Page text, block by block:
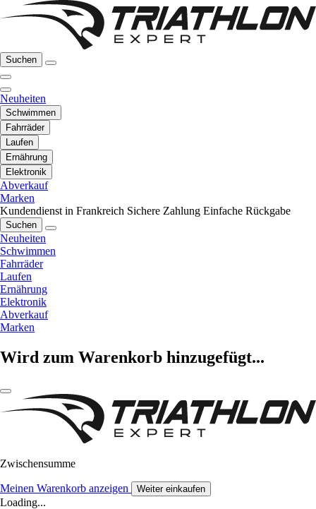
Suchen
Neuheiten
Schwimmen
Fahrräder
Laufen
Ernährung
Elektronik
Abverkauf
Marken
Kundendienst in Frankreich Sichere Zahlung Einfache Rückgabe
Suchen
Neuheiten
Schwimmen
Fahrräder
Laufen
Ernährung
Elektronik
Abverkauf
Marken
Wird zum Warenkorb hinzugefügt...
Zwischensumme
Meinen Warenkorb anzeigen Weiter einkaufen
Loading...